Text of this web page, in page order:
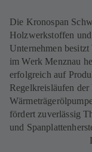
Die Kronospan
Holzwerkstoffen
Unternehmen
im Werk Menznau
erfolgreich auf
Regelkreisläufen
fördert zuverlässig
und